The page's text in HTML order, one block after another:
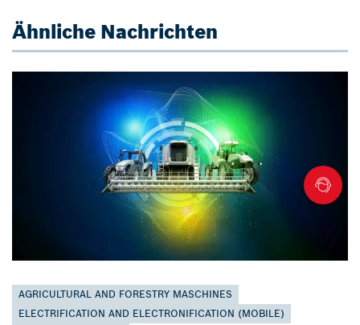
Ähnliche Nachrichten
AGRICULTURAL AND FORESTRY MASCHINES
ELECTRIFICATION AND ELECTRONIFICATION (MOBILE)